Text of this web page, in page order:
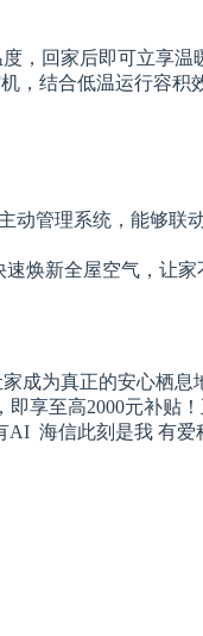
，回家后即可立享温
，结合低温运行容积
动管理系统，能够联
焕新全屋空气，让
成为真正的安心栖
享至高2000元补贴
海信此刻是我 有爱